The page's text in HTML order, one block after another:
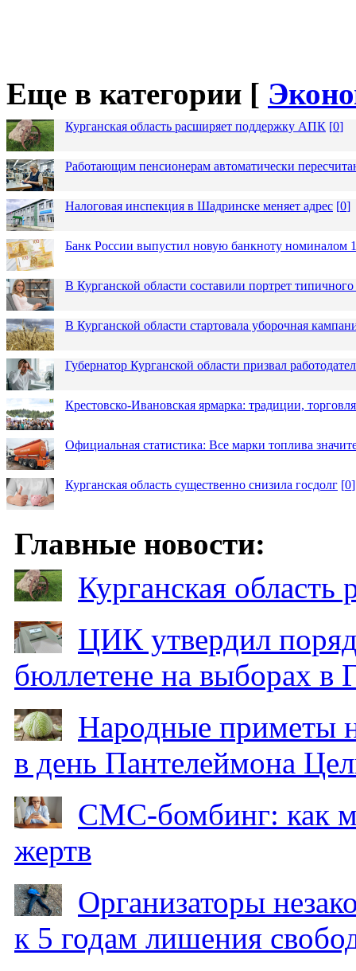
Еще в категории [
Курганская область расширяет поддержку АПК [0]
Работающим пенсионерам автоматически
Налоговая инспекция в Шадринске меняет адрес [0]
Банк России выпустил новую банкноту номиналом
В Курганской области составили портрет
В Курганской области стартовала уборочная
Губернатор Курганской области призвал
Крестовско-Ивановская ярмарка: традиции,
Официальная статистика: Все марки топлива
Курганская область существенно снизила госдолг [0]
Главные новости:
Курганская
ЦИК утвердил
бюллетене на выборах в
Народные приметы
в день Пантелеймона
СМС-бомбинг: как
жертв
Организаторы
к 5 годам лишения